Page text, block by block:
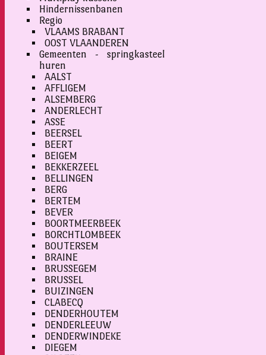
Hindernissenbanen
Regio
VLAAMS BRABANT
OOST VLAANDEREN
Gemeenten - springkasteel
huren
AALST
AFFLIGEM
ALSEMBERG
ANDERLECHT
ASSE
BEERSEL
BEERT
BEIGEM
BEKKERZEEL
BELLINGEN
BERG
BERTEM
BEVER
BOORTMEERBEEK
BORCHTLOMBEEK
BOUTERSEM
BRAINE
BRUSSEGEM
BRUSSEL
BUIZINGEN
CLABECQ
DENDERHOUTEM
DENDERLEEUW
DENDERWINDEKE
DIEGEM